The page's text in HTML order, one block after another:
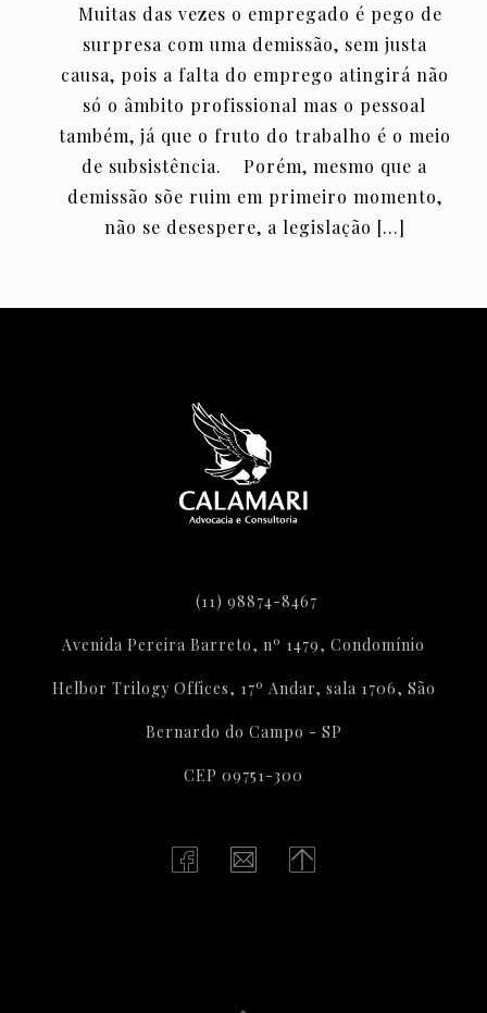
Muitas das vezes o empregado é pego de
surpresa com uma demissão, sem justa
causa, pois a falta do emprego atingirá não
só o âmbito profissional mas o pessoal
também, já que o fruto do trabalho é o meio
de subsistência. Porém, mesmo que a
demissão sõe ruim em primeiro momento,
não se desespere, a legislação […]
(11) 98874-8467
Avenida Pereira Barreto, nº 1479, Condomínio
Helbor Trilogy Offices, 17º Andar, sala 1706, São
Bernardo do Campo - SP
CEP 09751-300